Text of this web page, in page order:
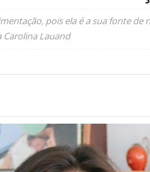
pois ela é a sua fonte de
Lauand